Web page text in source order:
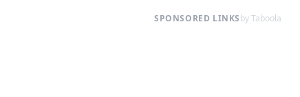
SPONSORED LINKSby Taboola